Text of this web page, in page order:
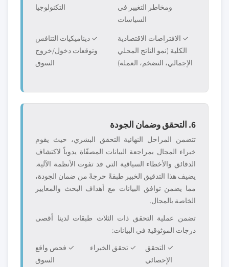
ومخاطر التغيير في
السياسات
التكنولوجيا
✓ الافتراضات الاقتصادية
الكلية (نمو الناتج المحلي
الإجمالي، التضخم، العملة)
✓ ديناميكيات التنافس
وتوقعات دخول/خروج
السوق
6. التحقق وضمان الجودة
تتضمن المراحل النهائية التحقق البشري، حيث يقوم
خبراء المجال بمراجعة البيانات المصفّاة يدوياً لاكتشاف
الدقائق والأخطاء السياقية التي قد تفوت الأنظمة الآلية.
يضيف هذا التدقيق الخبير طبقةً حرجةً من ضمان الجودة،
مما يضمن توافق البيانات مع أهداف البحث والمعايير
الخاصة بالمجال.
تضمن عملية التحقق ذات الثلاث طبقات لدينا أقصى
درجات الموثوقية في البيانات:
✓ التحقق
الإحصائي
✓ تحقق الخبراء
✓ فحص واقع
السوق